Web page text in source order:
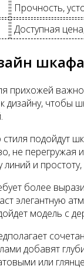
Прочность,
Доступная
прихожей важно
дизайну,
стиля подойдут
не
линий и
более
элегантную
модель с
добавят
или